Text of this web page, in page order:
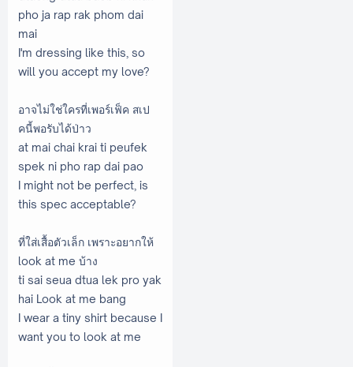
pho ja rap rak phom dai
mai
I'm dressing like this, so
will you accept my love?
อาจไม่ใช่ใครที่เพอร์เฟ็ค สเป
คนี้พอรับได้ป่าว
at mai chai krai ti peufek
spek ni pho rap dai pao
I might not be perfect, is
this spec acceptable?
ที่ใส่เสื้อตัวเล็ก เพราะอยากให้
look at me บ้าง
ti sai seua dtua lek pro yak
hai Look at me bang
I wear a tiny shirt because I
want you to look at me